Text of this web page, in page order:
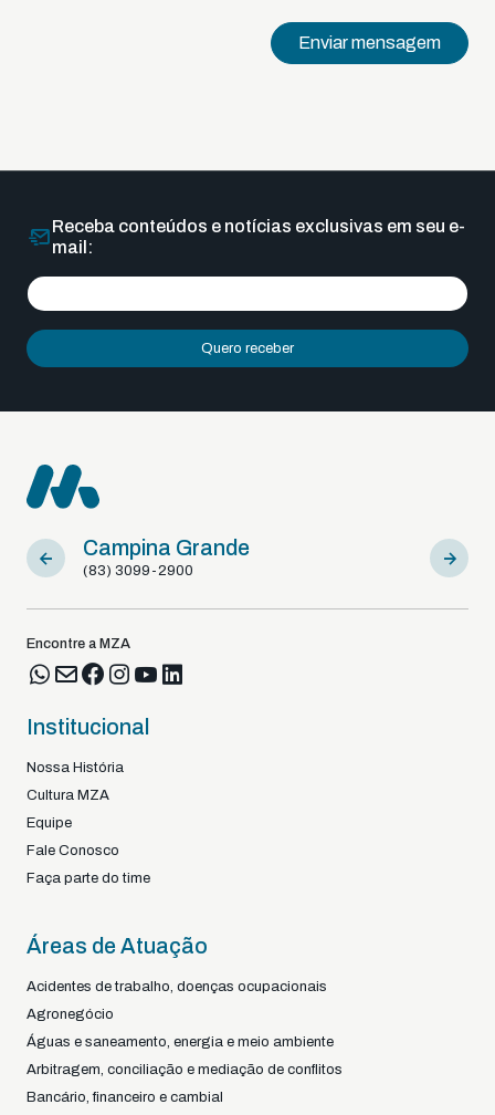
Enviar mensagem
Receba conteúdos e notícias exclusivas em seu e-
mail:
Quero receber
Campina Grande
(83) 3099-2900
Sousa
(83)
Encontre a MZA
Institucional
Nossa História
Cultura MZA
Equipe
Fale Conosco
Faça parte do time
Áreas de Atuação
Acidentes de trabalho, doenças ocupacionais
Agronegócio
Águas e saneamento, energia e meio ambiente
Arbitragem, conciliação e mediação de conflitos
Bancário, financeiro e cambial